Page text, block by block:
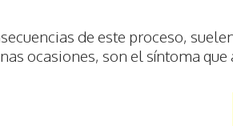
de este proceso,
ocasiones, son el síntoma que